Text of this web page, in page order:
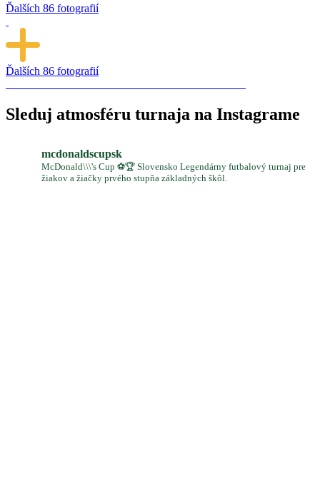
Ďalších 86 fotografií
Ďalších 86 fotografií
Sleduj atmosféru turnaja na Instagrame
mcdonaldscupsk
McDonald\\\'s Cup ⚽️🏆 Slovensko Legendárny futbalový turnaj pre
žiakov a žiačky prvého stupňa základných škôl.